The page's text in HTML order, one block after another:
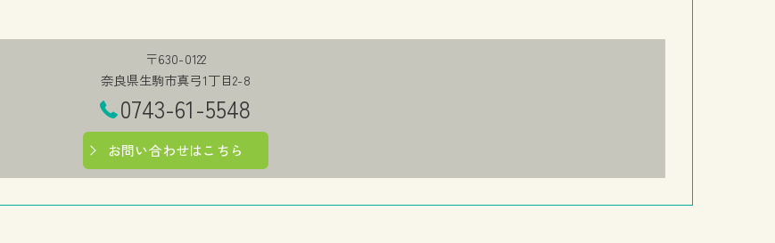
〒630-0122
奈良県生駒市真弓1丁目2-8
0743-61-5548
お問い合わせはこちら